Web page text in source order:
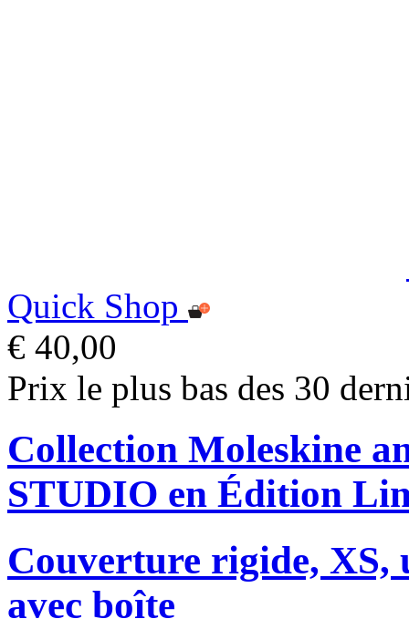
Quick Shop
€ 40,00
Prix le plus bas des 30
Collection Moleskine
STUDIO en Édition
Couverture rigide, XS,
avec boîte